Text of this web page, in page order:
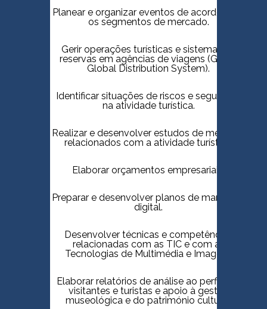
Planear e organizar eventos de acordo com
os segmentos de mercado.
Gerir operações turísticas e sistemas de
reservas em agências de viagens (GDS -
Global Distribution System).
Identificar situações de riscos e segurança
na atividade turística.
Realizar e desenvolver estudos de mercado
relacionados com a atividade turística.
Elaborar orçamentos empresariais.
Preparar e desenvolver planos de marketing
digital.
Desenvolver técnicas e competências
relacionadas com as TIC e com as
Tecnologias de Multimédia e Imagem.
Elaborar relatórios de análise ao perfil dos
visitantes e turistas e apoio à gestão
museológica e do património cultural.